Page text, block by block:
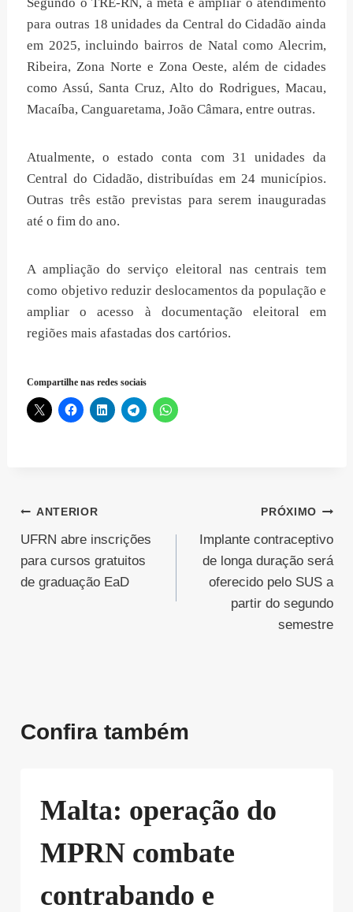
Segundo o TRE-RN, a meta é ampliar o atendimento
para outras 18 unidades da Central do Cidadão ainda
em 2025, incluindo bairros de Natal como Alecrim,
Ribeira, Zona Norte e Zona Oeste, além de cidades
como Assú, Santa Cruz, Alto do Rodrigues, Macau,
Macaíba, Canguaretama, João Câmara, entre outras.
Atualmente, o estado conta com 31 unidades da
Central do Cidadão, distribuídas em 24 municípios.
Outras três estão previstas para serem inauguradas
até o fim do ano.
A ampliação do serviço eleitoral nas centrais tem
como objetivo reduzir deslocamentos da população e
ampliar o acesso à documentação eleitoral em
regiões mais afastadas dos cartórios.
Compartilhe nas redes sociais
Navegação
de
Post
ANTERIOR
UFRN abre inscrições
para cursos gratuitos
de graduação EaD
PRÓXIMO
Implante contraceptivo
de longa duração será
oferecido pelo SUS a
partir do segundo
semestre
Confira também
Malta: operação do
MPRN combate
contrabando e